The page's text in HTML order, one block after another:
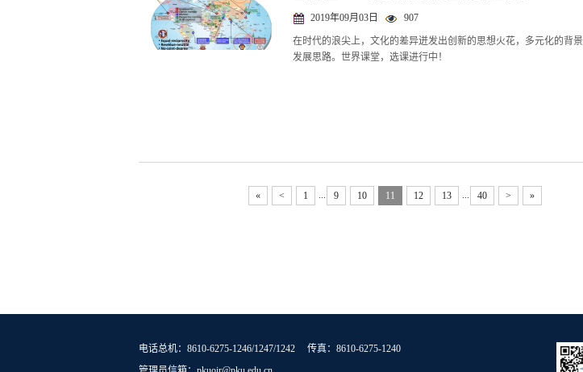
2019年09月03日 907
在时代的浪尖上，文化的差异迸发出创新的思想火花，多元化的背
发展思路。世界课堂，选课进行中！
« < 1 9 10 11 12 13 40 > »
电话总机：8610-6275-1246/1247/1242 传真：8610-6275-1240